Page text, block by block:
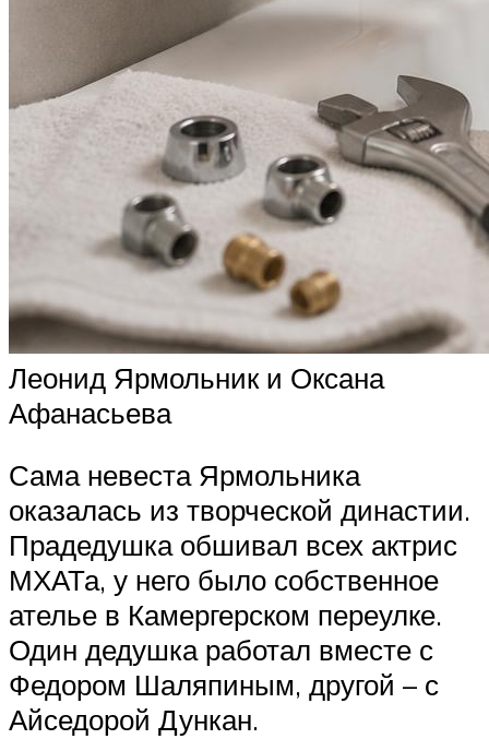
Леонид Ярмольник и Оксана
Афанасьева
Сама невеста Ярмольника
оказалась из творческой династии.
Прадедушка обшивал всех актрис
МХАТа, у него было собственное
ателье в Камергерском переулке.
Один дедушка работал вместе с
Федором Шаляпиным, другой – с
Айседорой Дункан.